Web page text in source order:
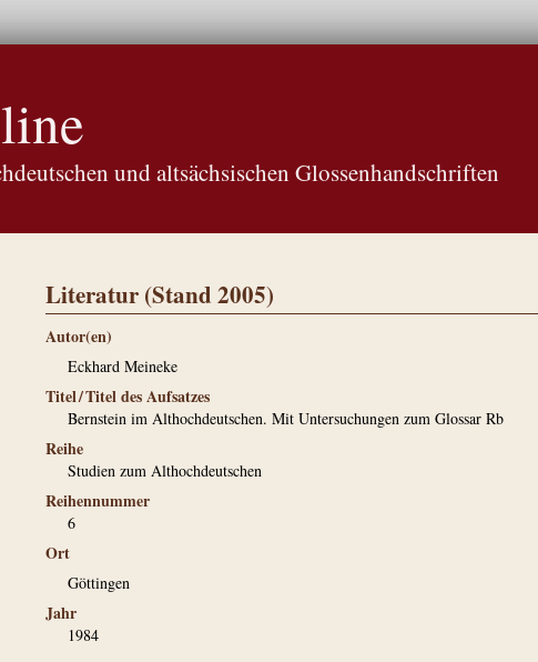
und altsächsischen Glossenhandschriften
Literatur (Stand 2005)
Autor(en)
Eckhard Meineke
Titel / Titel des Aufsatzes
Bernstein im Althochdeutschen. Mit Untersuchungen zum Glossar Rb
Reihe
Studien zum Althochdeutschen
Reihennummer
6
Ort
Göttingen
Jahr
1984